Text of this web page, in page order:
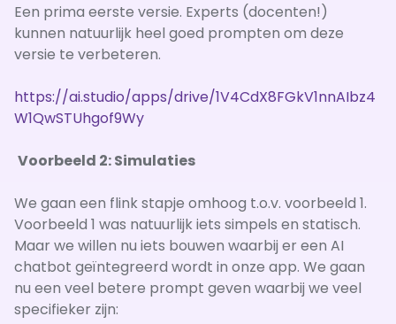
Een prima eerste versie. Experts (docenten!)
kunnen natuurlijk heel goed prompten om deze
versie te verbeteren.
https://ai.studio/apps/drive/1V4CdX8FGkV1nnAIbz4
W1QwSTUhgof9Wy
Voorbeeld 2: Simulaties
We gaan een flink stapje omhoog t.o.v. voorbeeld 1.
Voorbeeld 1 was natuurlijk iets simpels en statisch.
Maar we willen nu iets bouwen waarbij er een AI
chatbot geïntegreerd wordt in onze app. We gaan
nu een veel betere prompt geven waarbij we veel
specifieker zijn: